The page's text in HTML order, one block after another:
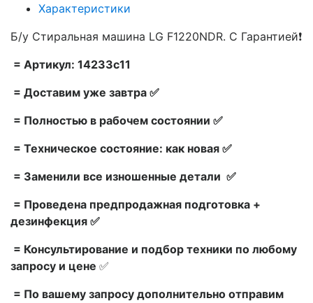
Характеристики
Б/у Стиральная машина LG F1220NDR. С Гарантией❗
= Артикул: 14233c11
= Доставим уже завтра ✅
= Полностью в рабочем состоянии ✅
= Техническое состояние: как новая ✅
= Заменили все изношенные детали ✅
= Проведена предпродажная подготовка +
дезинфекция ✅
= Консультирование и подбор техники по любому
запросу и цене ✅
= По вашему запросу дополнительно отправим